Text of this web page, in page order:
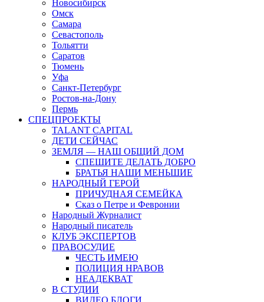
Новосибирск
Омск
Самара
Севастополь
Тольятти
Саратов
Тюмень
Уфа
Санкт-Петербург
Ростов-на-Дону
Пермь
СПЕЦПРОЕКТЫ
TALANT CAPITAL
ДЕТИ СЕЙЧАС
ЗЕМЛЯ — НАШ ОБЩИЙ ДОМ
СПЕШИТЕ ДЕЛАТЬ ДОБРО
БРАТЬЯ НАШИ МЕНЬШИЕ
НАРОДНЫЙ ГЕРОЙ
ПРИЧУДНАЯ СЕМЕЙКА
Сказ о Петре и Февронии
Народный Журналист
Народный писатель
КЛУБ ЭКСПЕРТОВ
ПРАВОСУДИЕ
ЧЕСТЬ ИМЕЮ
ПОЛИЦИЯ НРАВОВ
НЕАДЕКВАТ
В СТУДИИ
ВИДЕО БЛОГИ